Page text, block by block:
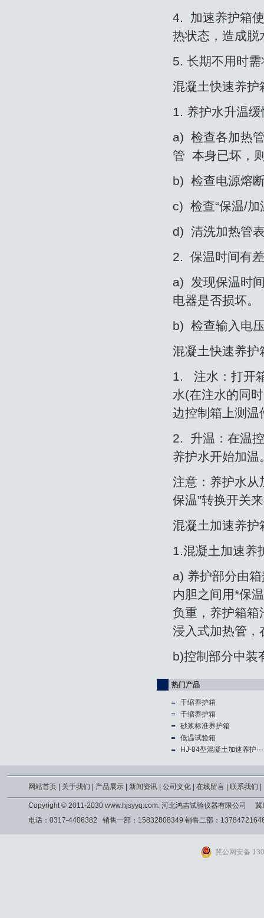
4. 加速养护箱
热状态，造成脱
5. 长期不用时
混凝土快速养护
1. 养护水升温
a) 检查各加热
管 本身已坏，
b) 检查电源熔
c) 检查“保温/加
d) 清洗加热管
2. 保温时间有
a) 发现保温时
电器是否损坏。
b) 检查输入电
混凝土快速养护
1. 注水：打开
水(在注水的同
边控制箱上测温
2. 升温：在温
养护水开始加温
注意：养护水从
保温”转换开关
混凝土加速养护
1.混凝土加速养
a) 养护部分由
内胆之间用*保
负重，养护箱箱
浸入式加热管，
b)控制部分中装
热门产品
干缩养护箱
干缩养护箱
砂浆标准养护箱
低温试验箱
HJ-84型混凝土加速养护···
网站首页| 关于我们 产品展示| 新闻资讯| 公司文化| 在线留言| 联系我们
Copyright © 2011-2030 www.hjsyyq.com. 河北鸿吉试验仪器有限公司
冀
电话：0317-4406382 销售一部：15832808349 销售二部：
冀公网安备